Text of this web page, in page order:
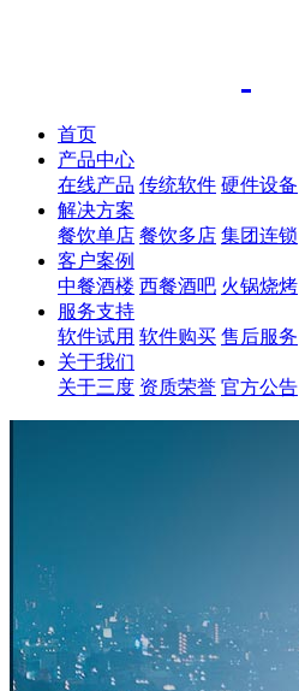
首页
产品中心
在线产品 传统软件 硬件设备
解决方案
餐饮单店 餐饮多店 集团连锁
客户案例
中餐酒楼 西餐酒吧 火锅烧烤
服务支持
软件试用 软件购买 售后服务
关于我们
关于三度 资质荣誉 官方公告